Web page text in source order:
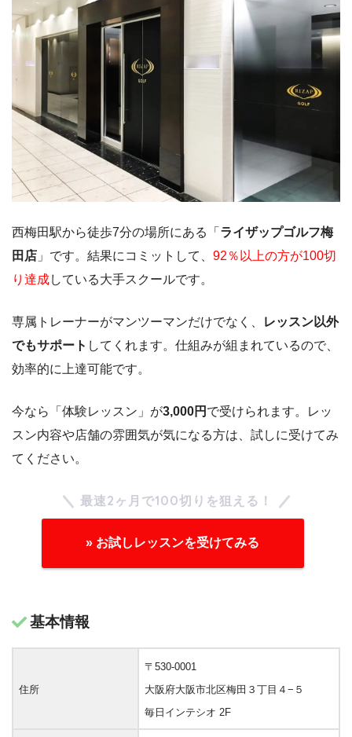
西梅田駅から徒歩7分の場所にある「 ライザップゴルフ梅
田店 」です。結果にコミットして、 92％以上の方が100切
り達成している大手スクールです。
専属トレーナーがマンツーマンだけでなく、
レッスン以外
でもサポート してくれます。仕組みが組まれているので、
効率的に上達可能です。
今なら「体験レッスン」が3,000円 で受けられます。レッ
スン内容や店舗の雰囲気が気になる方は、試しに受けてみ
てください。
最速2ヶ月で100切りを狙える！
» お試しレッスンを受けてみる
基本情報
住所
〒530-0001
大阪府大阪市北区梅田３丁目４−５
毎日インテシオ 2F